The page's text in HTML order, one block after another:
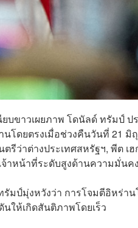
ยบขาวเผยภาพ โดนัลด์ ทรัมป์
นโดยตรงเมื่อช่วงคืนวันที่ 21 มิ
ตรีว่าต่างประเทศสหรัฐฯ, พีต
จ้าหน้าที่ระดับสูงด้านความมั่น
รัมป์มุ่งหวังว่า การโจมตีอิหร่า
นให้เกิดสันติภาพโดยเร็ว